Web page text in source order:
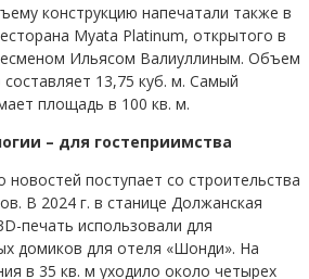
конструкцию напечатали также в
Myata Platinum, открытого в
Ильясом Валиуллиным. Объем
составляет 13,75 куб. м. Самый
площадь в 100 кв. м.
– для гостеприимства
поступает со строительства
В 2024 г. в станице Должанская
печать использовали для
домиков для отеля «Шонди». На
в 35 кв. м уходило около четырех